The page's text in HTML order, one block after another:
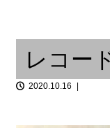
研飲みで、私と
レコー
2020.10.16